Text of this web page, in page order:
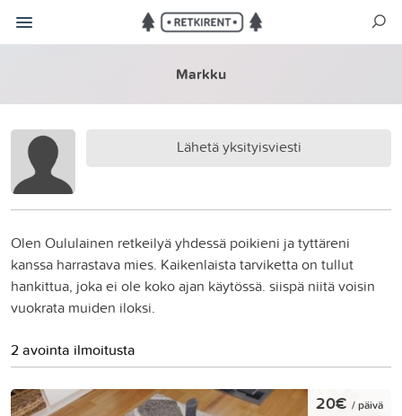
Markku
Lähetä yksityisviesti
Olen Oululainen retkeilyä yhdessä poikieni ja tyttäreni
kanssa harrastava mies. Kaikenlaista tarviketta on tullut
hankittua, joka ei ole koko ajan käytössä. siispä niitä voisin
vuokrata muiden iloksi.
2 avointa ilmoitusta
20€ / päivä